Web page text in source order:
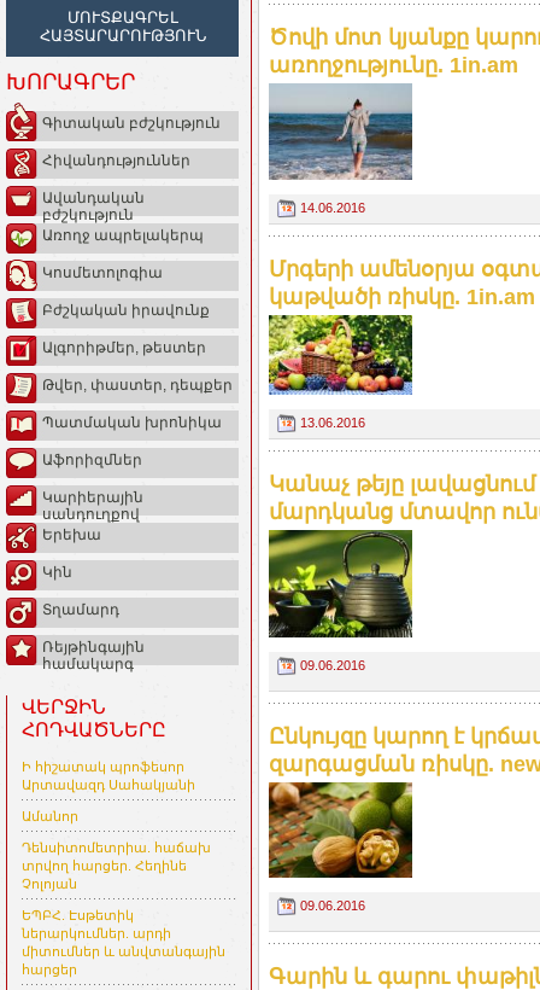
ՄՈՒՏՔԱԳՐԵԼ
ՀԱՅՏԱՐԱՐՈՒԹՅՈՒՆ
ԽՈՐԱԳՐԵՐ
Գիտական բժշկություն
Հիվանդություններ
Ավանդական
բժշկություն
Առողջ ապրելակերպ
Կոսմետոլոգիա
Բժշկական իրավունք
Ալգորիթմեր, թեստեր
Թվեր, փաստեր, դեպքեր
Պատմական խրոնիկա
Աֆորիզմներ
Կարիերային
սանդուղքով
Երեխա
Կին
Տղամարդ
Ռեյթինգային
համակարգ
ՎԵՐՋԻՆ
ՀՈԴՎԱԾՆԵՐԸ
Ի հիշատակ պրոֆեսոր
Արտավազդ Սահակյանի
Ամանոր
Դենսիտոմետրիա. հաճախ
տրվող հարցեր. Հեղինե
Չոլոյան
ԵՊԲՀ. Էսթետիկ
ներարկումներ. արդի
միտումներ և անվտանգային
հարցեր
Ծովի մոտ կյանքը
առողջությունը. 1in.am
14.06.2016
Մրգերի ամենօրյա
կաթվածի ռիսկը. 1in.am
13.06.2016
Կանաչ թեյը
մարդկանց մտավոր
09.06.2016
Ընկույզը կարող է
զարգացման ռիսկը.
09.06.2016
Գարին և գարու